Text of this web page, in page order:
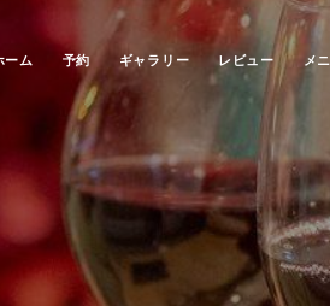
ーム 予約 ギャラリー レビュー メ